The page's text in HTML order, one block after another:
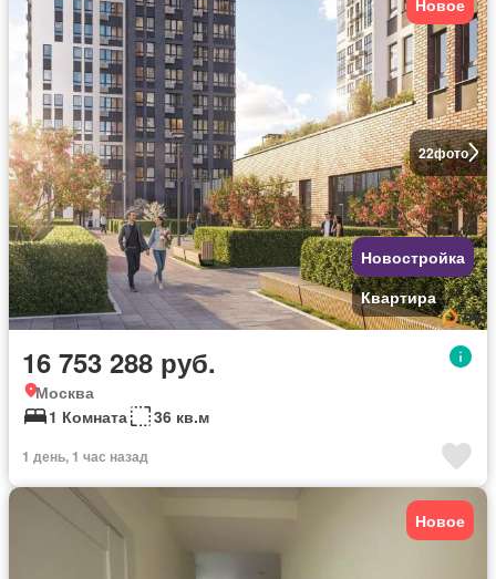
22фото
Новостройка
Квартира
16 753 288 руб.
Москва
1 Комната
36 кв.м
1 день, 1 час назад
Новое